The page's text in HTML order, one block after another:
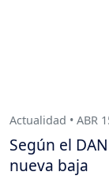
Actualidad • ABR
Según el
nueva baja